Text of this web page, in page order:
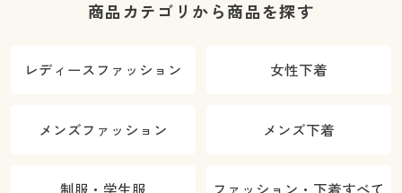
商品カテゴリから商品を探す
レディースファッション 女性下着
メンズファッション メンズ下着